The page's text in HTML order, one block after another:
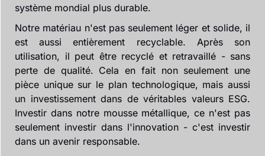
système mondial plus durable.
Notre matériau n'est pas seulement léger et solide, il
est aussi entièrement recyclable. Après son
utilisation, il peut être recyclé et retravaillé - sans
perte de qualité. Cela en fait non seulement une
pièce unique sur le plan technologique, mais aussi
un investissement dans de véritables valeurs ESG.
Investir dans notre mousse métallique, ce n'est pas
seulement investir dans l'innovation - c'est investir
dans un avenir responsable.